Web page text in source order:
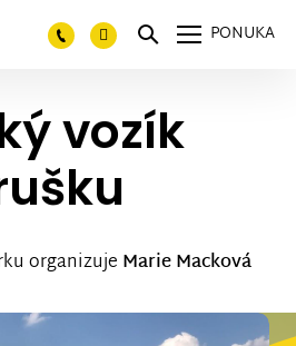
PONUKA
vozík
organizuje Marie Macková